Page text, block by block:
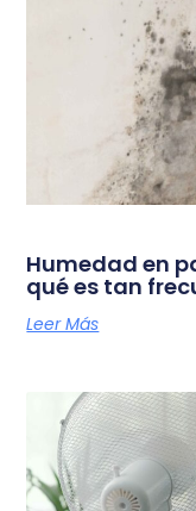
Humedad en
qué es tan
Leer Más